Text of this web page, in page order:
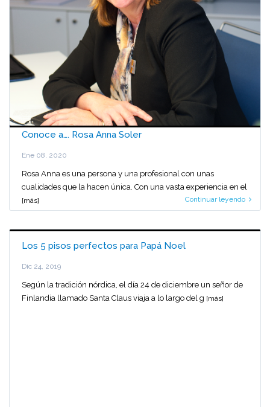
Conoce a…. Rosa Anna Soler
Ene 08, 2020
Rosa Anna es una persona y una profesional con unas
cualidades que la hacen única. Con una vasta experiencia en el
[más] Continuar leyendo
Los 5 pisos perfectos para Papá Noel
Dic 24, 2019
Según la tradición nórdica, el día 24 de diciembre un señor de
Finlandia llamado Santa Claus viaja a lo largo del g [más]